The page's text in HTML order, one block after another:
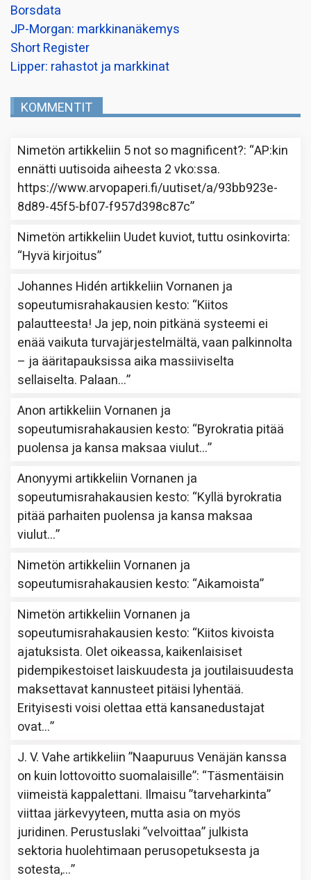
Borsdata
JP-Morgan: markkinanäkemys
Short Register
Lipper: rahastot ja markkinat
KOMMENTIT
Nimetön artikkeliin 5 not so magnificent?: “AP:kin
ennätti uutisoida aiheesta 2 vko:ssa.
https://www.arvopaperi.fi/uutiset/a/93bb923e-
8d89-45f5-bf07-f957d398c87c”
Nimetön artikkeliin Uudet kuviot, tuttu osinkovirta:
“Hyvä kirjoitus”
Johannes Hidén artikkeliinVornanen ja
sopeutumisrahakausien kesto: “Kiitos
palautteesta! Ja jep, noin pitkänä systeemi ei
enää vaikuta turvajärjestelmältä, vaan palkinnolta
– ja ääritapauksissa aika massiiviselta
sellaiselta. Palaan…”
Anon artikkeliinVornanen ja
sopeutumisrahakausien kesto: “Byrokratia pitää
puolensa ja kansa maksaa viulut…”
Anonyymi artikkeliinVornanen ja
sopeutumisrahakausien kesto: “Kyllä byrokratia
pitää parhaiten puolensa ja kansa maksaa
viulut…”
Nimetön artikkeliinVornanen ja
sopeutumisrahakausien kesto: “Aikamoista”
Nimetön artikkeliinVornanen ja
sopeutumisrahakausien kesto: “Kiitos kivoista
ajatuksista. Olet oikeassa, kaikenlaisiset
pidempikestoiset laiskuudesta ja joutilaisuudesta
maksettavat kannusteet pitäisi lyhentää.
Erityisesti voisi olettaa että kansanedustajat
ovat…”
J. V. Vahe artikkeliin”Naapuruus Venäjän kanssa
on kuin lottovoitto suomalaisille”: “Täsmentäisin
viimeistä kappalettani. Ilmaisu ”tarveharkinta”
viittaa järkevyyteen, mutta asia on myös
juridinen. Perustuslaki ”velvoittaa” julkista
sektoria huolehtimaan perusopetuksesta ja
sotesta,…”